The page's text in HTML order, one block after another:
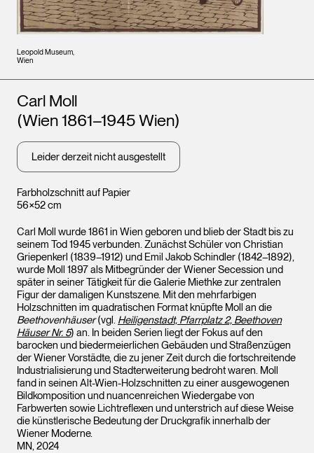
Leopold Museum,
Wien
Farbholzschnitt auf Papier
56×52 cm
Künstler*innen
Carl Moll
(Wien 1861–1945 Wien)
Leider derzeit nicht ausgestellt
Carl Moll wurde 1861 in Wien geboren und blieb der Stadt bis zu
seinem Tod 1945 verbunden. Zunächst Schüler von Christian
Griepenkerl (1839–1912) und Emil Jakob Schindler (1842–1892),
wurde Moll 1897 als Mitbegründer der Wiener Secession und
später in seiner Tätigkeit für die Galerie Miethke zur zentralen
Figur der damaligen Kunstszene. Mit den mehrfarbigen
Holzschnitten im quadratischen Format knüpfte Moll an die
Beethovenhäuser(vgl. Heiligenstadt, Pfarrplatz 2, Beethoven
Häuser Nr. 5) an. In beiden Serien liegt der Fokus auf den
barocken und biedermeierlichen Gebäuden und Straßenzügen
der Wiener Vorstädte, die zu jener Zeit durch die fortschreitende
Industrialisierung und Stadterweiterung bedroht waren. Moll
fand in seinen Alt-Wien-Holzschnitten zu einer ausgewogenen
Bildkomposition und nuancenreichen Wiedergabe von
Farbwerten sowie Lichtreflexen und unterstrich auf diese Weise
die künstlerische Bedeutung der Druckgrafik innerhalb der
Wiener Moderne.
MN, 2024